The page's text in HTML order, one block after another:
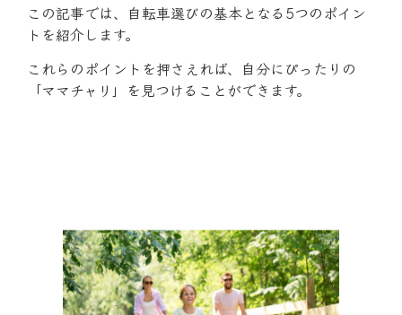
この記事では、自転車選びの基本となる5つのポイン
トを紹介します。
これらのポイントを押さえれば、自分にぴったりの
「ママチャリ」を見つけることができます。